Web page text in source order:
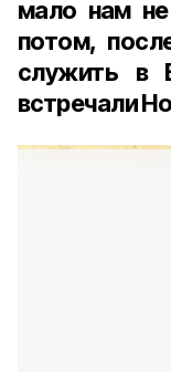
мало нам
потом,
служить в
встречали